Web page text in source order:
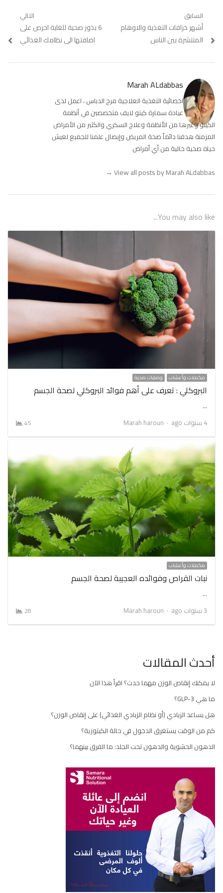
تصفّح
المقالات
السابق
Previous
post:
أشهر خرافات التغذية والاوهام
المنتشرة بين الناس
التالي
Next
post:
6 بذور صحية للغاية احرص على
اضافتها الى نظامك الغذائي
Marah ALdabbas
اخصائية التغذية العلاجية مرح الدباس ، اعمل لدى
عيادة سمارة كيتو لايف متخصصين في أنظمة
الكيتو وغيرها من الأنظمة وعلاج السكري والكثير من الأمراض
المزمنة هدفنا دائماً صحة المريض وإيصال علمنا للجميع لعيش
حياة صحية خالية من أي أمراض
View all posts by Marah ALdabbas
→
You may also like...
مكملات وأعشاب وصفات صحية
البروكلي : تعرف على أهم فوائد البروكلي لصحة الجسم
…
4 سنوات ago
Author
Marah haroun
45
مكملات وأعشاب
نبات القراص وفوائده العجيبة لصحة الجسم
…
3 سنوات ago
Author
Marah haroun
28
أحدث المقالات
لا يمكنك إنقاص الوزن مهما حدث؟ اقرأ هذا الآن
ما هي GLP-3؟
هل يساعد الزبادي (أو نظام الزبادي الغذائي) على إنقاص الوزن؟
كم من الوقت يستغرق الدخول في حالة الكيتوزية؟
الدهون الحشوية والدهون تحت الجلد: ما الفرق بينهما؟